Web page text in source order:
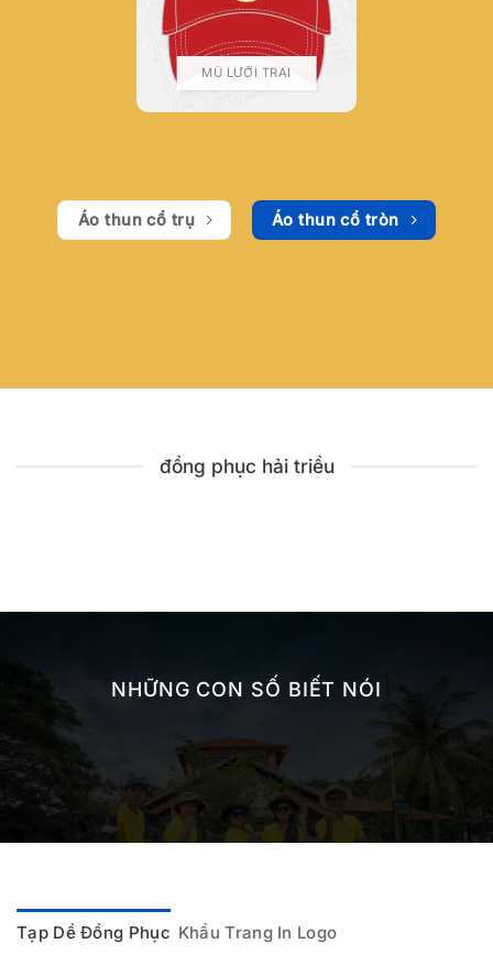
MŨ LƯỠI TRAI
Áo thun cổ trụ Áo thun cổ tròn
đồng phục hải triều
NHỮNG CON SỐ BIẾT NÓI
Tạp Dề Đồng Phục Khẩu Trang In Logo